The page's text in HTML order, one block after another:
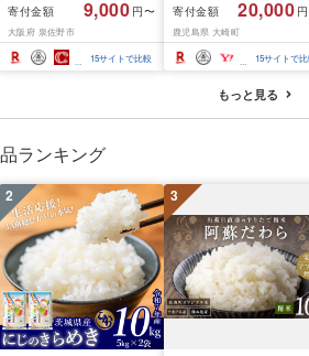
結 下処理不要 サイズ不
揃い 訳あり
寄付金額
9,000 円〜
大阪府 泉佐野市
15サイトで比較
寄付金額
20,000
鹿児島県 大崎町
15サイトで
もっと見る
ランキング
2 3